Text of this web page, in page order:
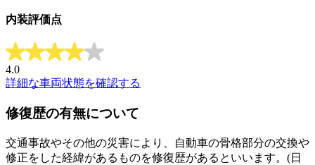
内装評価点
4.0
詳細な車両状態を確認する
修復歴の有無について
交通事故やその他の災害により、自動車の骨格部分の交換や
修正をした経緯があるものを修復歴があるといいます。(日